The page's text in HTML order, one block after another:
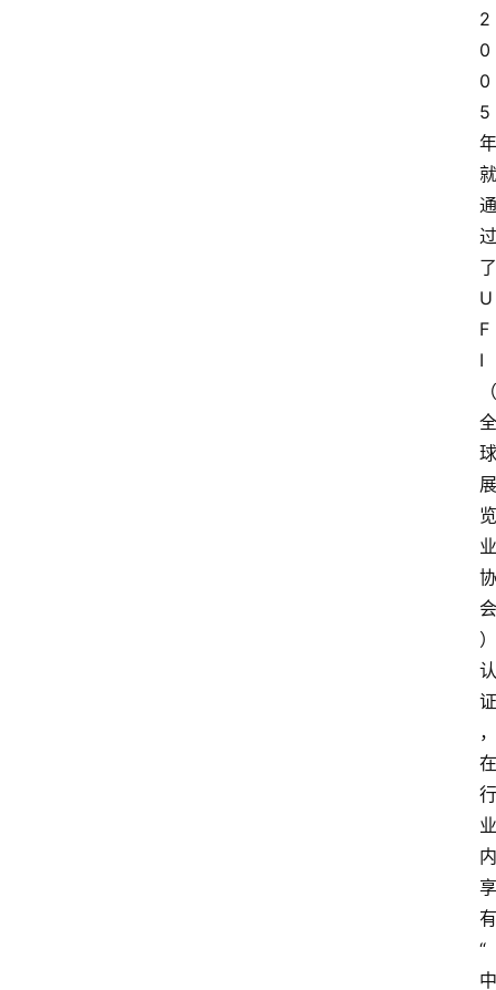
2
0
0
5
年
就
通
过
了
U
F
I
（
全
球
展
览
业
协
会
）
认
证
，
在
行
业
内
享
有
“
中